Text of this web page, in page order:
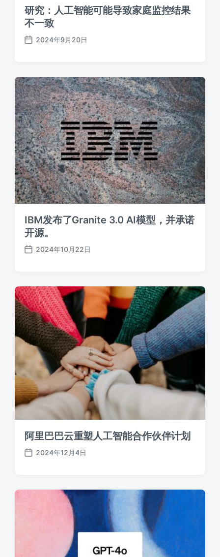
研究：人工智能可能导致家庭监控结果
不一致
发
期
2024年9月20日
IBM发布了Granite 3.0 AI模型，并承诺
开源。
发
期
2024年10月22日
阿里巴巴云重塑人工智能合作伙伴计划
发
期
2024年12月4日